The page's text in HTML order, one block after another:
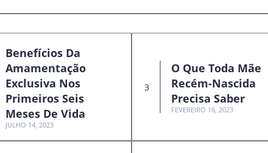
Benefícios Da
Amamentação
Exclusiva Nos
Primeiros Seis
Meses De Vida
JULHO 14, 2023
O Que Toda Mãe
Recém-Nascida
Precisa Saber
FEVEREIRO 16, 2023